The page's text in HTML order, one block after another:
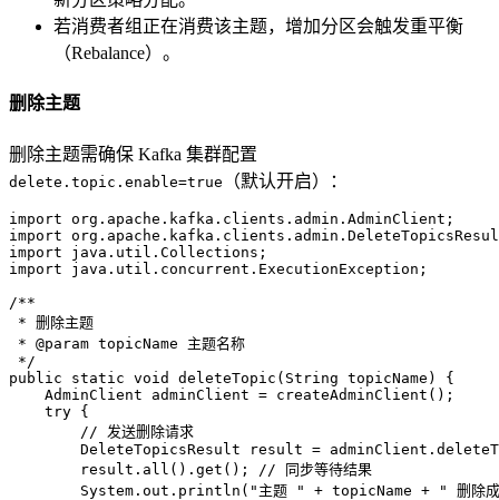
若消费者组正在消费该主题，增加分区会触发重平衡
（Rebalance）。
删除主题
删除主题需确保 Kafka 集群配置
delete.topic.enable=true （默认开启）：
import
import
import
import java.util.concurrent.ExecutionException;
/**
* 删除主题
* @param topicName 主题名称
*/
public
static void deleteTopic (String topicName)
{
AdminClient
adminClient = createAdminClient();
try {
// 发送删除请求
DeleteTopicsResult
result =
        result.all().get();
// 同步等待结果
        System.out.println(
"主题 " + topicName +
" 删除